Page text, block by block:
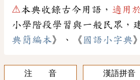
⚠本典收錄古今用語， 適用
小學階段學習與一般民眾，
典簡編本》、《 國語小字典
注 音
漢語拼音